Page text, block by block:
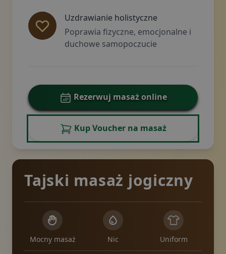
Uzdrawianie holistyczne
Poprawia fizyczne, emocjonalne i
duchowe samopoczucie
Rezerwuj masaż online
Kup Voucher na masaż
Tajski masaż jogiczny
Mocny masaż Nic Uniform